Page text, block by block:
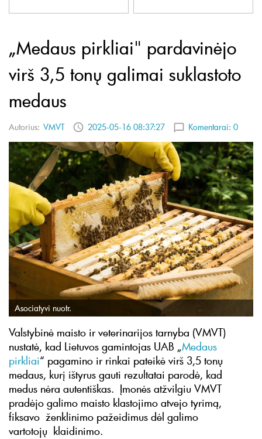
„Medaus pirkliai" pardavinėjo
virš 3,5 tonų galimai suklastoto
medaus
Autorius: VMVT 2025-05-16 08:37:27 Komentarai: 0
Asociatyvi nuotr.
Valstybinė maisto ir veterinarijos tarnyba (VMVT)
nustatė, kad Lietuvos gamintojas UAB „Medaus
pirkliai“ pagamino ir rinkai pateikė virš 3,5 tonų
medaus, kurį ištyrus gauti rezultatai parodė, kad
medus nėra autentiškas. Įmonės atžvilgiu VMVT
pradėjo galimo maisto klastojimo atvejo tyrimą,
fiksavo ženklinimo pažeidimus dėl galimo
vartotojų klaidinimo.